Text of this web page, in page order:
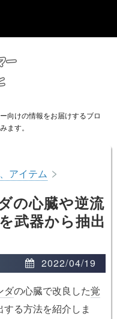
向けの情報をお届けするブロ
ます。
アイテム >
の心臓や逆流
武器から抽出
2022/04/19
ダの心臓で改良した覚
る方法を紹介しま